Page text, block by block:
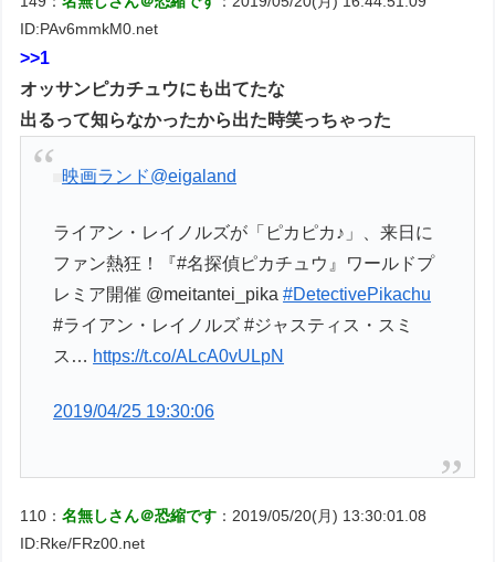
ID:PAv6mmkM0.net
>>1
オッサンピカチュウにも出てたな
出るって知らなかったから出た時笑っちゃった
映画ランド@eigaland
ライアン・レイノルズが「ピカピカ♪」、来日に
ファン熱狂！『#名探偵ピカチュウ』ワールドプ
レミア開催 @meitantei_pika#DetectivePikachu
#ライアン・レイノルズ #ジャスティス・スミ
ス… https://t.co/ALcA0vULpN
2019/04/25 19:30:06
110：名無しさん＠恐縮です ：2019/05/20(月) 13:30:01.08
ID:Rke/FRz00.net